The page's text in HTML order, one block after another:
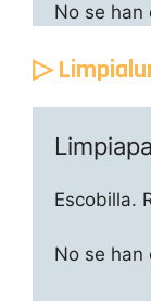
No se han
▷
Escobilla.
No se han